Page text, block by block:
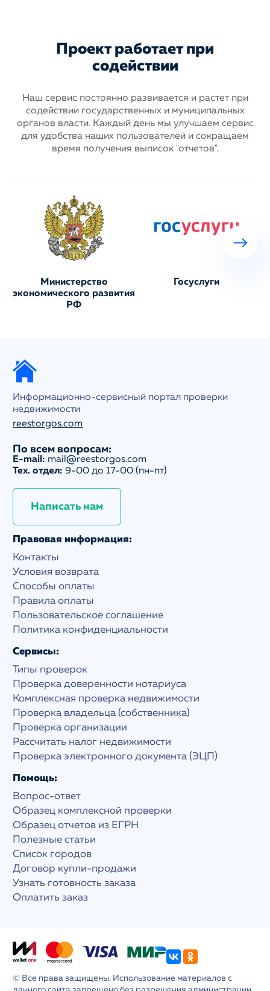
Проект работает при
содействии
Наш сервис постоянно развивается и растет при
содействии государственныхи муниципальных
органов власти. Каждый день мы улучшаем сервис
для удобства наших пользователей и сокращаем
время получения выписок "отчетов".
Министерство
экономического развития
РФ
Госуслуги
Информационно-сервисный портал проверки
недвижимости
reestorgos.com
По всем вопросам:
E-mail: mail@reestorgos.com
Тех. отдел: 9-00 до 17-00 (пн-пт)
Написать нам
Правовая информация:
Контакты
Условия возврата
Способы оплаты
Правила оплаты
Пользовательское соглашение
Политика конфиденциальности
Сервисы:
Типы проверок
Проверка доверенности нотариуса
Комплексная проверка недвижимости
Проверка владельца (собственника)
Проверка организации
Рассчитать налог недвижимости
Проверка электронного документа (ЭЦП)
Помощь:
Вопрос-ответ
Образец комплексной проверки
Образец отчетов из ЕГРН
Полезные статьи
Список городов
Договор купли-продажи
Узнать готовность заказа
Оплатить заказ
© Все права защищены. Использование материалов с